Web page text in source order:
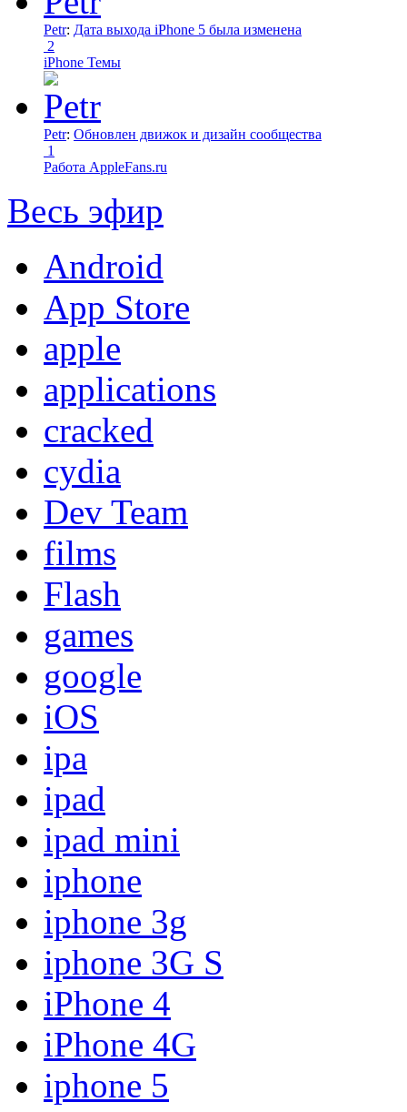
Petr: Дата выхода iPhone 5 была изменена
2
iPhone Темы
Petr: Обновлен движок и дизайн сообщества
1
Работа AppleFans.ru
Весь эфир
Android
App Store
apple
applications
cracked
cydia
Dev Team
films
Flash
games
google
iOS
ipa
ipad
ipad mini
iphone
iphone 3g
iphone 3G S
iPhone 4
iPhone 4G
iphone 5